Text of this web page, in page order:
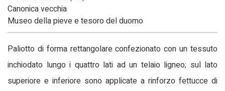
Canonica vecchia
Museo della pieve e tesoro del duomo
Paliotto di forma rettangolare confezionato con un tessuto
inchiodato lungo i quattro lati ad un telaio ligneo; sul lato
superiore e inferiore sono applicate a rinforzo fettucce di